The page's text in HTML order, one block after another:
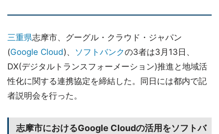
三重県志摩市、グーグル・クラウド・ジャパン
(Google Cloud)、 ソフトバンクの3者は3月13日、
DX(デジタルトランスフォーメーション)推進と地域活
性化に関する連携協定を締結した。同日には都内で記
者説明会を行った。
志摩市におけるGoogle Cloudの活用をソフトバ